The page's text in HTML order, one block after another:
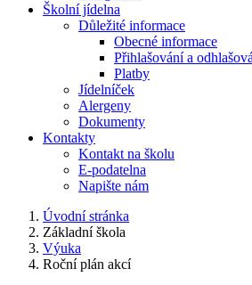
Školní jídelna
Důležité informace
Obecné informace
Přihlašování a
Platby
Jídelníček
Alergeny
Dokumenty
Kontakty
Kontakt na školu
E-podatelna
Napište nám
Úvodní stránka
Základní škola
Výuka
Roční plán akcí